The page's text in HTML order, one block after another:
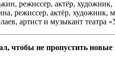
режиссер, актёр,
режиссер, актёр, художник,
артист и музыкант театра
чтобы не пропустить новые